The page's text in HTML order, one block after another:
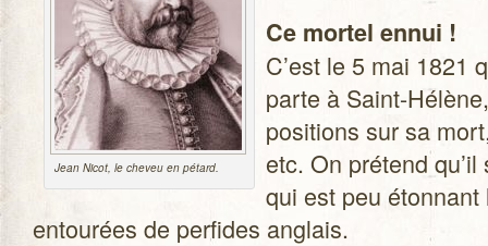
Jean Nicot, le che­veu en pétard.
Ce mor­tel ennui !
C’est le 5 mai 1821
parte à Saint-
po­si­tions sur sa
etc. On pré­tend
qui est peu éton­nant
entou­rées de per­fides anglais.